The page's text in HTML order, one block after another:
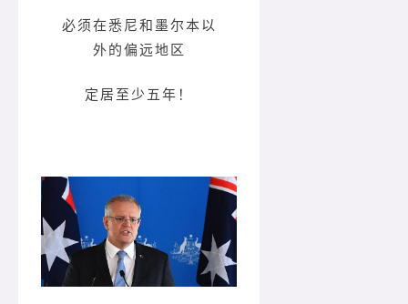
必须在悉尼和墨尔本以
外的偏远地区
定居至少五年！